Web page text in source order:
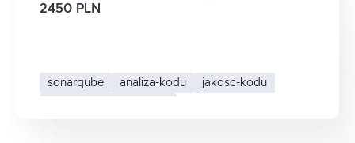
2450 PLN
sonarqube analiza-kodu
jakosc-kodu